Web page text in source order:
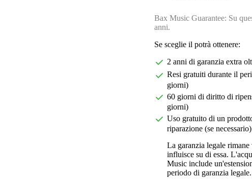
Bax Music Guarantee: Su
anni.
Se sceglie il potrà ottenere:
2 anni di garanzia extra
Resi gratuiti durante il
giorni)
60 giorni di diritto di
giorni)
Uso gratuito di un
riparazione (se necessario)
La garanzia legale
influisce su di essa.
Music include
periodo di garanzia legale.